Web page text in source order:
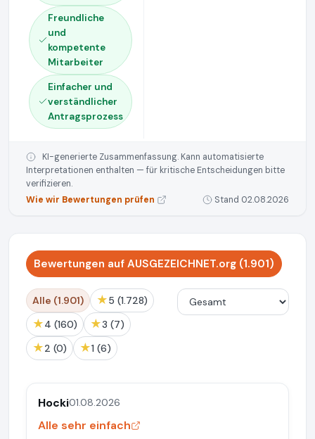
Freundliche
und
kompetente
Mitarbeiter
Einfacher und
verständlicher
Antragsprozess
KI-generierte Zusammenfassung. Kann automatisierte
Interpretationen enthalten — für kritische Entscheidungen bitte
verifizieren.
Wie wir Bewertungen prüfen
Stand 02.08.2026
Bewertungen auf AUSGEZEICHNET.org (1.901)
Alle (1.901) ★ 5 (1.728)
★ 4 (160) ★ 3 (7)
★ 2 (0) ★ 1 (6)
Hocki01.08.2026
Alle sehr einfach